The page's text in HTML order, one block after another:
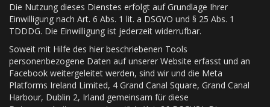
Die Nutzung dieses Dienstes erfolgt auf Grundlage Ihrer
Einwilligung nach Art. 6 Abs. 1 lit. a DSGVO und § 25 Abs. 1
TDDDG. Die Einwilligung ist jederzeit widerrufbar.
Soweit mit Hilfe des hier beschriebenen Tools
personenbezogene Daten auf unserer Website erfasst und an
Facebook weitergeleitet werden, sind wir und die Meta
Platforms Ireland Limited, 4 Grand Canal Square, Grand Canal
Harbour, Dublin 2, Irland gemeinsam für diese